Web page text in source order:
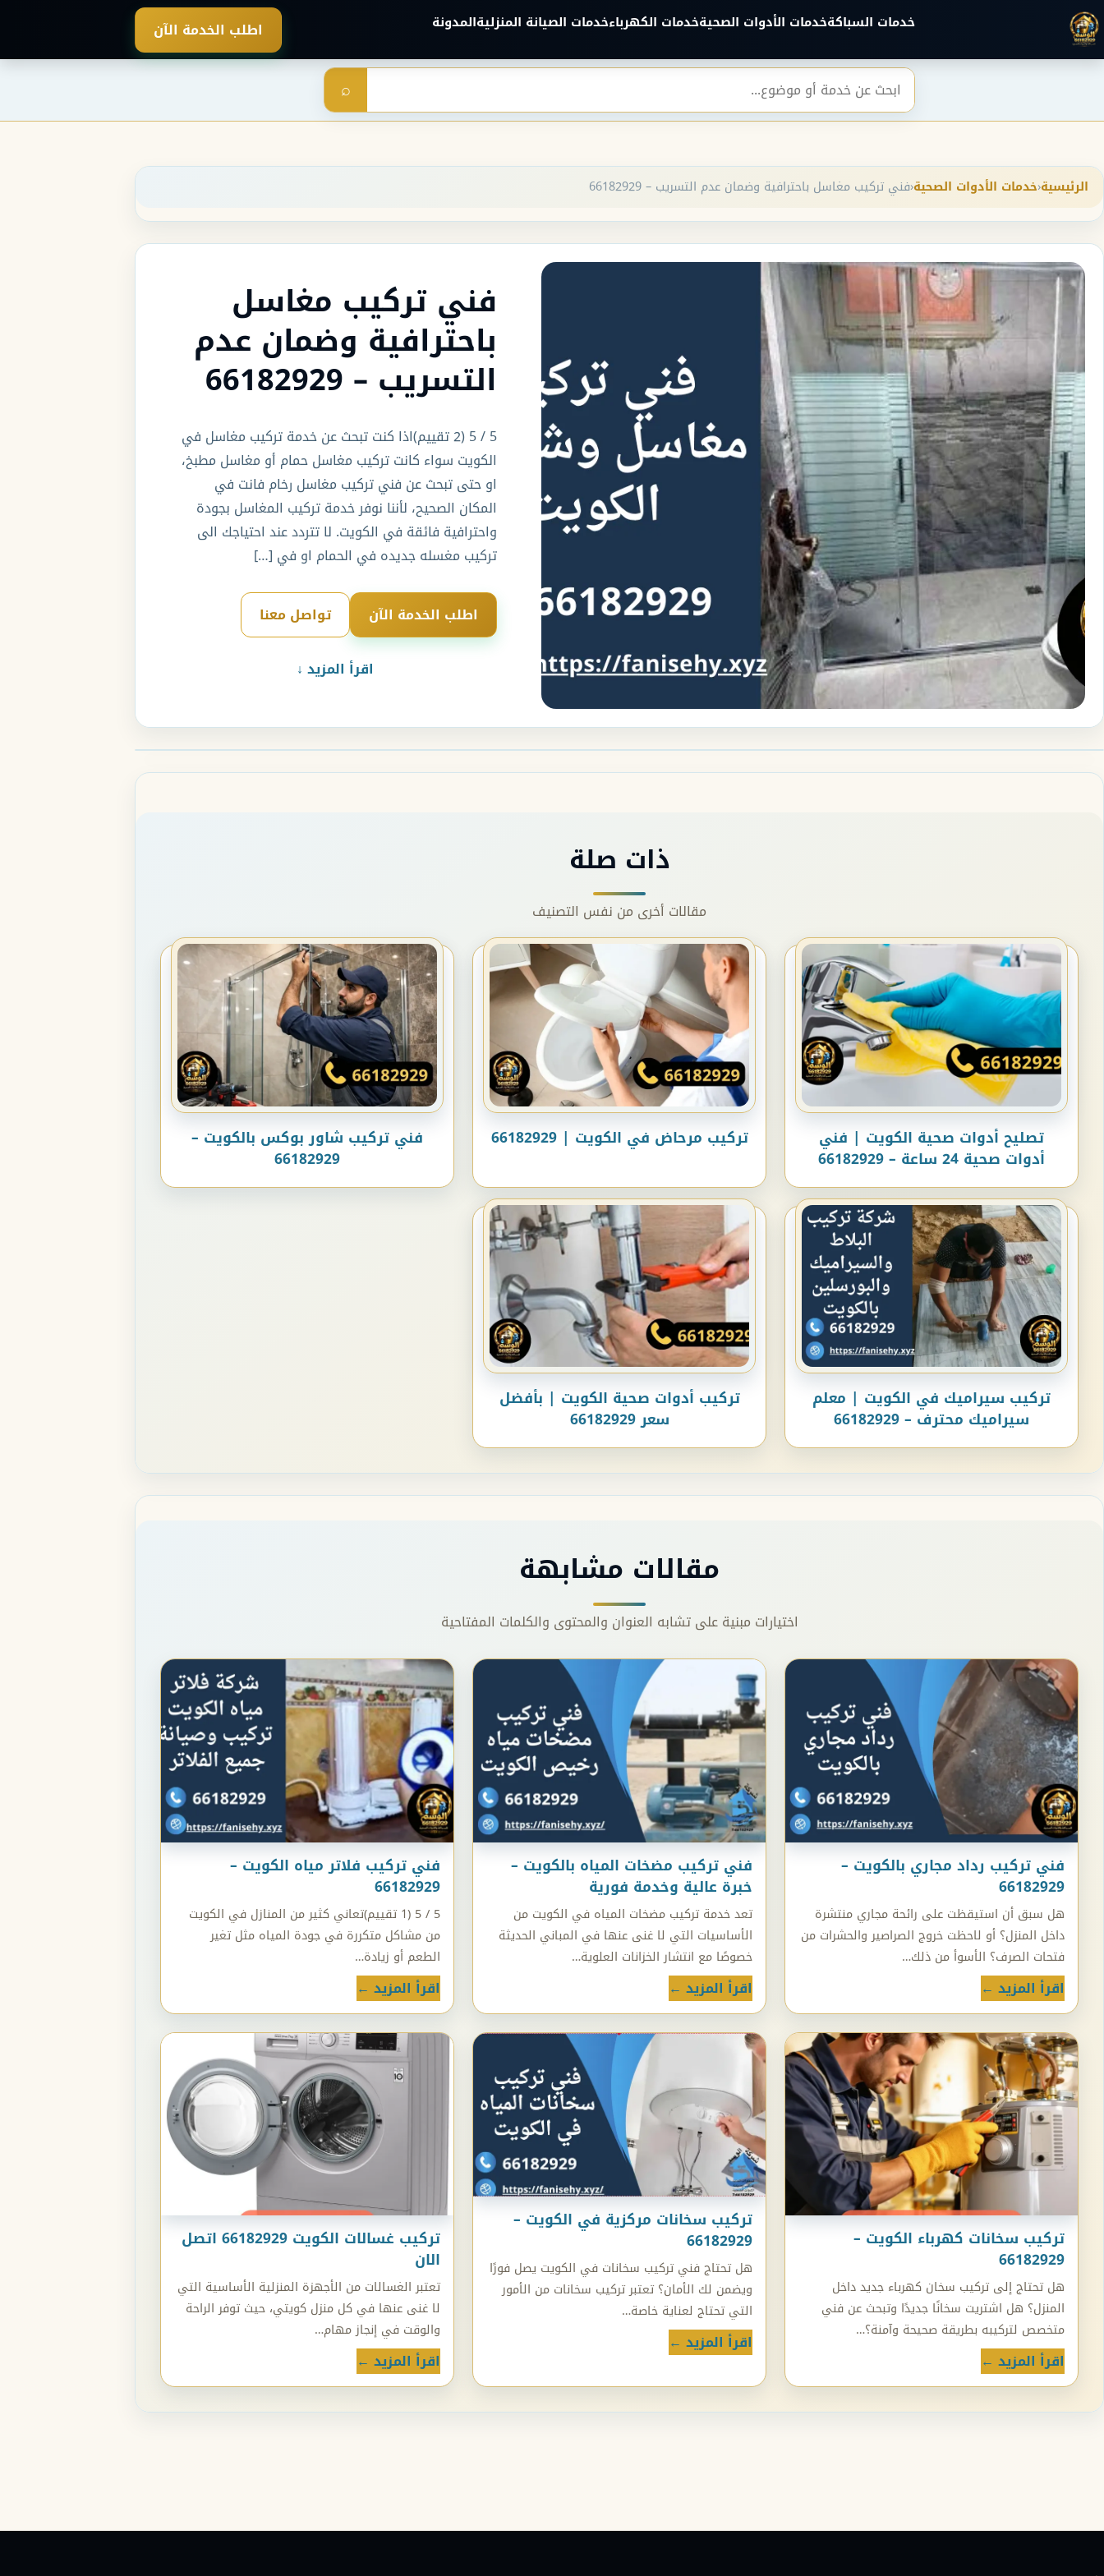
تخطي إلى المحتوى الرئيسي خدمات السباكةخدمات الأدوات الصحيةخدمات الكهرباءخدمات الصيانة المنزليةالمدونة
اطلب الخدمة الآن
بحث
⌕
الرئيسية‹خدمات الأدوات الصحية‹فني تركيب مغاسل باحترافية وضمان عدم التسريب – 66182929
فني تركيب مغاسل
باحترافية وضمان عدم
التسريب – 66182929
5 / 5 (2 تقييم)اذا كنت تبحث عن خدمة تركيب مغاسل في
الكويت سواء كانت تركيب مغاسل حمام أو مغاسل مطبخ،
او حتى تبحث عن فني تركيب مغاسل رخام فانت في
المكان الصحيح، لأننا نوفر خدمة تركيب المغاسل بجودة
واحترافية فائقة في الكويت. لا تتردد عند احتياجك الى
تركيب مغسله جديده في الحمام او في […]
اطلب الخدمة الآن تواصل معنا
اقرأ المزيد ↓
ذات صلة
مقالات أخرى من نفس التصنيف
تصليح أدوات صحية الكويت | فني
أدوات صحية 24 ساعة – 66182929
تركيب مرحاض في الكويت | 66182929 فني تركيب شاور بوكس بالكويت –
66182929
تركيب سيراميك في الكويت | معلم
سيراميك محترف – 66182929
تركيب أدوات صحية الكويت | بأفضل
سعر 66182929
مقالات مشابهة
اختيارات مبنية على تشابه العنوان والمحتوى والكلمات المفتاحية
فني تركيب رداد مجاري بالكويت –
66182929
هل سبق أن استيقظت على رائحة مجاري منتشرة
داخل المنزل؟ أو لاحظت خروج الصراصير والحشرات من
فتحات الصرف؟ الأسوأ من ذلك…
اقرأ المزيد ←
فني تركيب مضخات المياه بالكويت –
خبرة عالية وخدمة فورية
تعد خدمة تركيب مضخات المياه في الكويت من
الأساسيات التي لا غنى عنها في المباني الحديثة
خصوصًا مع انتشار الخزانات العلوية…
اقرأ المزيد ←
فني تركيب فلاتر مياه الكويت –
66182929
5 / 5 (1 تقييم)تعاني كثير من المنازل في الكويت
من مشاكل متكررة في جودة المياه مثل تغير
الطعم أو زيادة…
اقرأ المزيد ←
تركيب سخانات كهرباء الكويت –
66182929
هل تحتاج إلى تركيب سخان كهرباء جديد داخل
المنزل؟ هل اشتريت سخانًا جديدًا وتبحث عن فني
متخصص لتركيبه بطريقة صحيحة وآمنة؟…
اقرأ المزيد ←
تركيب سخانات مركزية في الكويت –
66182929
هل تحتاج فني تركيب سخانات في الكويت يصل فورًا
ويضمن لك الأمان؟ تعتبر تركيب سخانات من الأمور
التي تحتاج لعناية خاصة…
اقرأ المزيد ←
تركيب غسالات الكويت 66182929 اتصل
الان
تعتبر الغسالات من الأجهزة المنزلية الأساسية التي
لا غنى عنها في كل منزل كويتي، حيث توفر الراحة
والوقت في إنجاز مهام…
اقرأ المزيد ←